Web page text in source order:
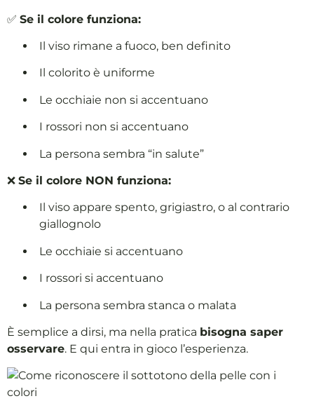
✅ Se il colore funziona:
Il viso rimane a fuoco, ben definito
Il colorito è uniforme
Le occhiaie non si accentuano
I rossori non si accentuano
La persona sembra “in salute”
❌ Se il colore NON funziona:
Il viso appare spento, grigiastro, o al contrario
giallognolo
Le occhiaie si accentuano
I rossori si accentuano
La persona sembra stanca o malata
È semplice a dirsi, ma nella pratica bisogna saper
osservare. E qui entra in gioco l’esperienza.